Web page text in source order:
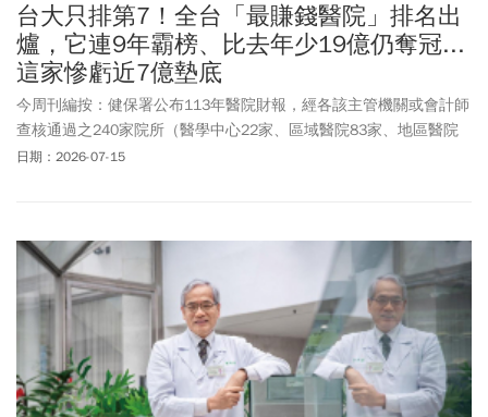
台大只排第7！全台「最賺錢醫院」排名出
爐，它連9年霸榜、比去年少19億仍奪冠...
這家慘虧近7億墊底
今周刊編按：健保署公布113年醫院財報，經各該主管機關或會計師
查核通過之240家院所（醫學中心22家、區域醫院83家、地區醫院
130家、基層診所3家及2家醫事檢驗所），以整體結餘（整體餘絀）
億元，連續11年排名第一。虧損前十大機構部分，高雄岡山醫院年
虧損6.76億元，成為2024年虧損最多的醫院。對此，台灣醫務管理
學會理事長、新光醫院副院長洪子仁分析，從財報可看出台灣醫療
體系正面臨結構性問題。洪子仁指出，目前不少醫院必須依靠停車
場、餐飲等業外收入補貼醫療本業，形成「副業養醫療」的經營模
式，但這並非長久之計。以林口長庚醫院為例，雖然連續9年拿下整
體結餘第1名，但2024年37.26億元結餘中，真正來自醫療本業的醫
日期：2026-07-15